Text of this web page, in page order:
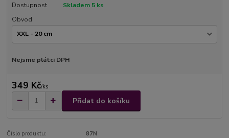
Dostupnost
Skladem 5 ks
Obvod
Nejsme plátci DPH
349 Kč/ks
Přidat do košíku
Číslo produktu: 87N